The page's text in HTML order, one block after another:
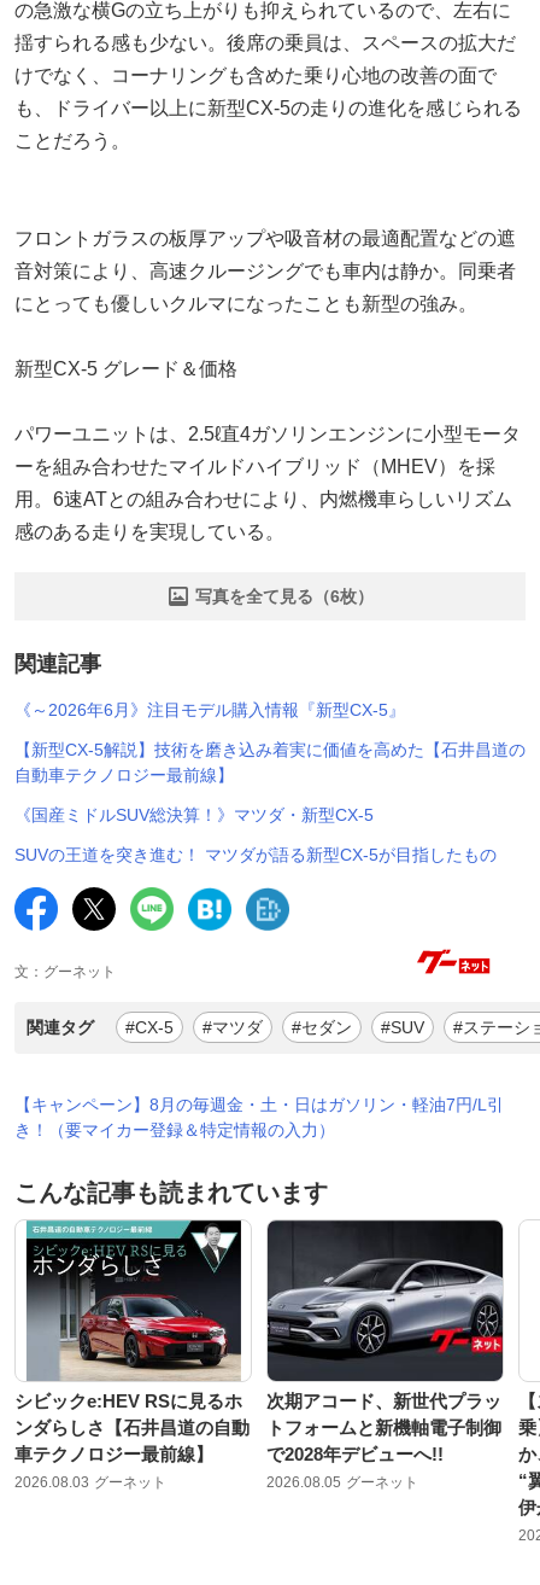
の急激な横Gの立ち上がりも抑えられているので、左右に
揺すられる感も少ない。後席の乗員は、スペースの拡大だ
けでなく、コーナリングも含めた乗り心地の改善の面で
も、ドライバー以上に新型CX-5の走りの進化を感じられる
ことだろう。
フロントガラスの板厚アップや吸音材の最適配置などの遮
音対策により、高速クルージングでも車内は静か。同乗者
にとっても優しいクルマになったことも新型の強み。
新型CX-5 グレード＆価格
パワーユニットは、2.5ℓ直4ガソリンエンジンに小型モータ
ーを組み合わせたマイルドハイブリッド（MHEV）を採
用。6速ATとの組み合わせにより、内燃機車らしいリズム
感のある走りを実現している。
写真を全て見る（6枚）
関連記事
《～2026年6月》注目モデル購入情報『新型CX-5』
【新型CX-5解説】技術を磨き込み着実に価値を高めた【石井昌道の
自動車テクノロジー最前線】
《国産ミドルSUV総決算！》マツダ・新型CX-5
SUVの王道を突き進む！ マツダが語る新型CX-5が目指したもの
文：グーネット
関連タグ #CX-5 #マツダ #セダン #SUV #ステーシ
【キャンペーン】8月の毎週金・土・日はガソリン・軽油7円/L引
き！（要マイカー登録＆特定情報の入力）
こんな記事も読まれています
シビックe:HEV RSに見るホ
ンダらしさ【石井昌道の自動
車テクノロジー最前線】
2026.08.03 グーネット
次期アコード、新世代プラッ
トフォームと新機軸電子制御
で2028年デビューへ!!
2026.08.05 グーネット
乗
か
“
伊